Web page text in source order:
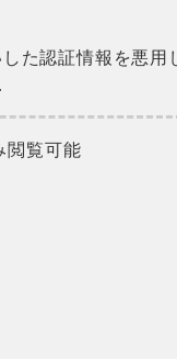
た認証情報を悪用
閲覧可能